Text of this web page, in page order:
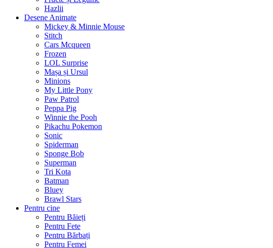
Hazlii
Desene Animate
Mickey & Minnie Mouse
Stitch
Cars Mcqueen
Frozen
LOL Surprise
Mașa și Ursul
Minions
My Little Pony
Paw Patrol
Peppa Pig
Winnie the Pooh
Pikachu Pokemon
Sonic
Spiderman
Sponge Bob
Superman
Tri Kota
Batman
Bluey
Brawl Stars
Pentru cine
Pentru Băieți
Pentru Fete
Pentru Bărbați
Pentru Femei